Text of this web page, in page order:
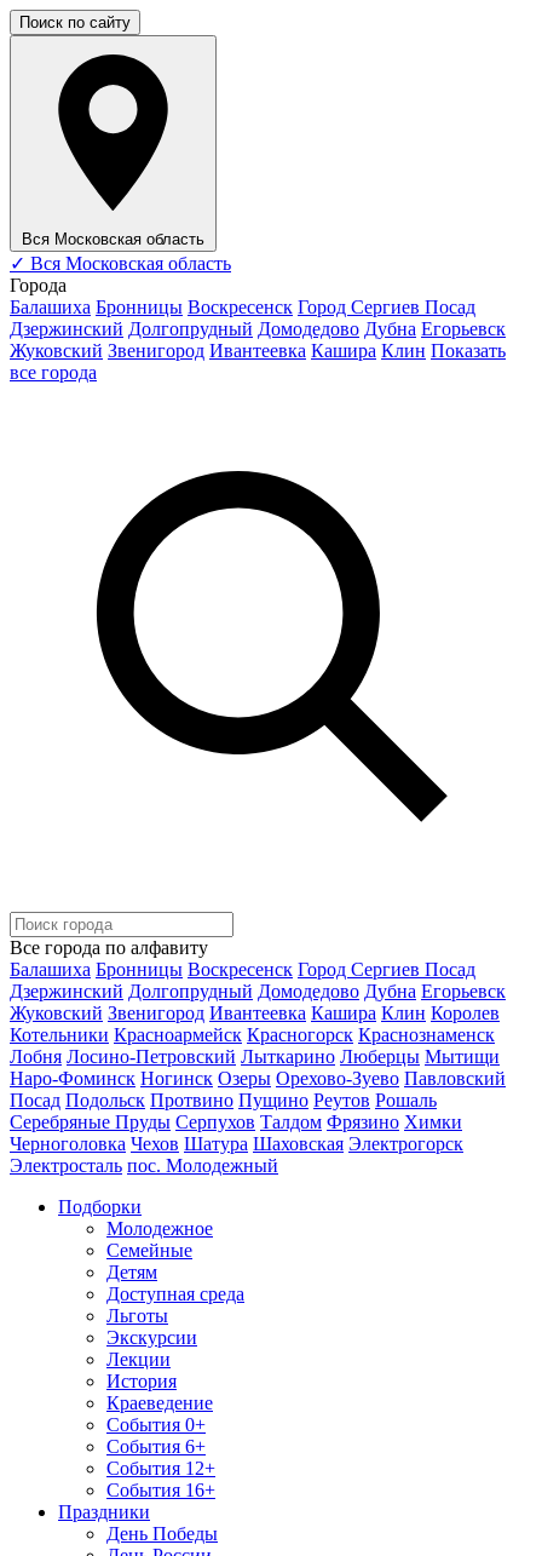
Поиск по сайту
Вся Московская область
✓ Вся Московская область
Города
Балашиха Бронницы Воскресенск Город Сергиев Посад
Дзержинский Долгопрудный Домодедово Дубна Егорьевск
Жуковский Звенигород Ивантеевка Кашира Клин Показать
все города
Все города по алфавиту
Балашиха Бронницы Воскресенск Город Сергиев Посад
Дзержинский Долгопрудный Домодедово Дубна Егорьевск
Жуковский Звенигород Ивантеевка Кашира Клин Королев
Котельники Красноармейск Красногорск Краснознаменск
Лобня Лосино-Петровский Лыткарино Люберцы Мытищи
Наро-Фоминск Ногинск Озеры Орехово-Зуево Павловский
Посад Подольск Протвино Пущино Реутов Рошаль
Серебряные Пруды Серпухов Талдом Фрязино Химки
Черноголовка Чехов Шатура Шаховская Электрогорск
Электросталь пос. Молодежный
Подборки
Молодежное
Семейные
Детям
Доступная среда
Льготы
Экскурсии
Лекции
История
Краеведение
События 0+
События 6+
События 12+
События 16+
Праздники
День Победы